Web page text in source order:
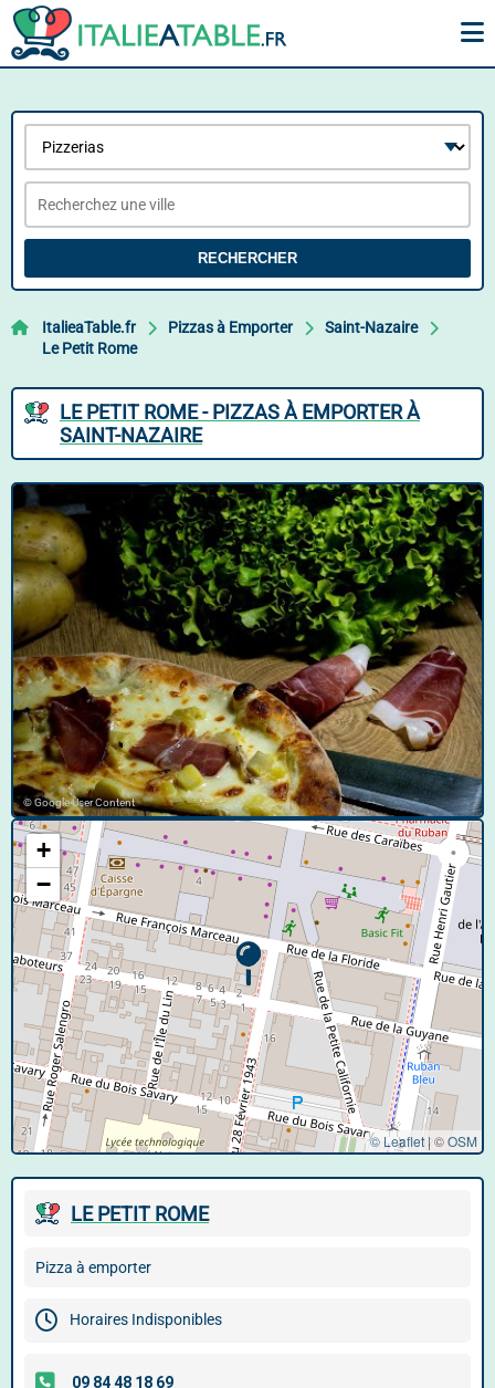
RECHERCHER
ItalieaTable.fr Pizzas à Emporter
Saint-Nazaire
Le Petit Rome
LE PETIT ROME - PIZZAS À EMPORTER À
SAINT-NAZAIRE
© Google User Content
+
−
© Leaflet |©OSM
LE PETIT ROME
Pizza à emporter
Horaires Indisponibles